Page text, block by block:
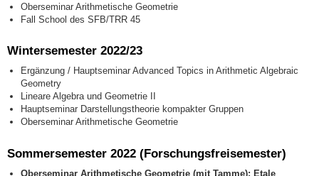
Oberseminar Arithmetische Geometrie
Fall School des SFB/TRR 45
Wintersemester 2022/23
Ergänzung / Hauptseminar Advanced Topics in Arithmetic Algebraic
Geometry
Lineare Algebra und Geometrie II
Hauptseminar Darstellungstheorie kompakter Gruppen
Oberseminar Arithmetische Geometrie
Sommersemester 2022 (Forschungsfreisemester)
Oberseminar Arithmetische Geometrie (mit Tamme): Etale